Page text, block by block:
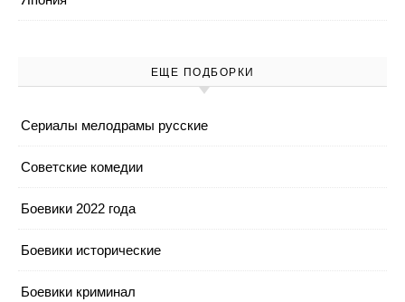
ЕЩЕ ПОДБОРКИ
Cериалы мелодрамы русские
Cоветские комедии
Боевики 2022 года
Боевики исторические
Боевики криминал